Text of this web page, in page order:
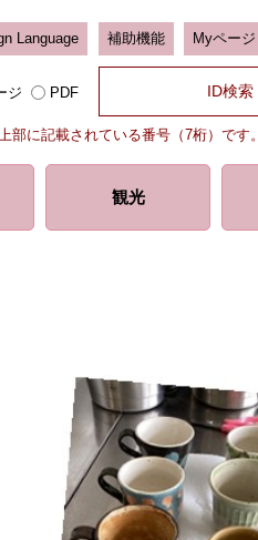
Language 補助機能 Myページ
ジ PDF
に記載されている番号（7桁）です。
観光